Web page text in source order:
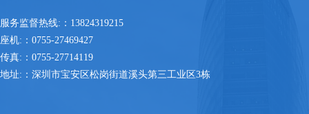
服务监督热线:：13824319215
座机:：0755-27469427
传真:：0755-27714119
地址:：深圳市宝安区松岗街道溪头第三工业区3栋